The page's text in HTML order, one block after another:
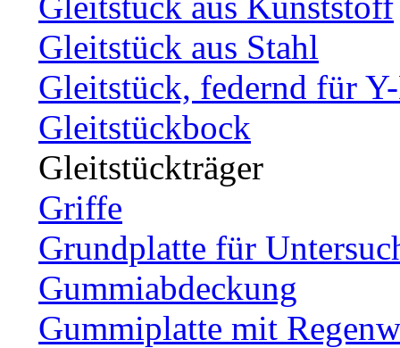
Gleitstück aus Stahl
Gleitstück, federnd für
Gleitstückbock
Gleitstückträger
Griffe
Grundplatte für
Gummiabdeckung
Gummiplatte mit